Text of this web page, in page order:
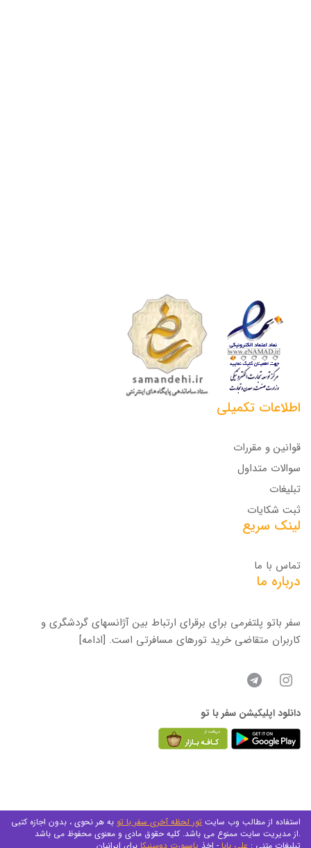
اطلاعات تکمیلی
قوانین و مقررات
سوالات متداول
تبلیغات
ثبت شکایات
لینک سریع
تماس با ما
درباره ما
سفر باتو پلتفرمی برای برقرای ارتباط بین آژانسهای گردشگری و
کاربران متقاضی خرید تورهای مسافرتی است. [ادامه]
دانلود اپلیکیشن سفر با تو
استفاده از مطالب وب سایت تور لحظه آخری سفر با تو به هر نحوی ، بدون اجازه کتبی
از مدیریت سایت ممنوع می باشد. کلیه حقوق مادی و معنوی محفوظ می باشد.